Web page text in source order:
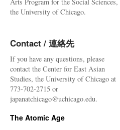
the University of Chicago.
Contact / 連絡先
If you have any questions, please
contact the Center for East Asian
Studies, the University of Chicago at
773-702-2715 or
japanatchicago@uchicago.edu.
The Atomic Age